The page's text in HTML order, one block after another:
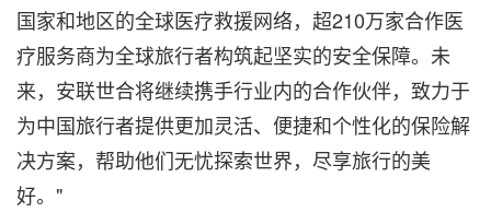
国家和地区的全球医疗救援网络，超210万家合作医
疗服务商为全球旅行者构筑起坚实的安全保障。未
来，安联世合将继续携手行业内的合作伙伴，致力于
为中国旅行者提供更加灵活、便捷和个性化的保险解
决方案，帮助他们无忧探索世界，尽享旅行的美
好。"